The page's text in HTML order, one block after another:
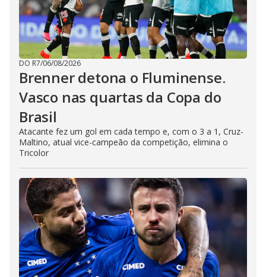
DO R7/06/08/2026
Brenner detona o Fluminense.
Vasco nas quartas da Copa do
Brasil
Atacante fez um gol em cada tempo e, com o 3 a 1, Cruz-
Maltino, atual vice-campeão da competição, elimina o
Tricolor